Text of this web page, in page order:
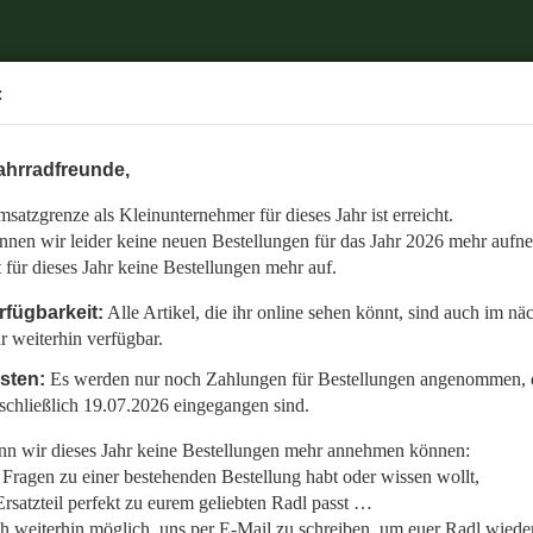
als Kleinunternehmer für dieses Jahr ist erreicht.
wir leider keine neuen Bestellungen für das Jahr 2026 mehr
dieses Jahr keine Bestellungen mehr auf.
Alle Artikel, die ihr online sehen könnt, sind auch im
weiterhin verfügbar.
Es werden nur noch Zahlungen für Bestellungen angenommen,
19.07.2026 eingegangen sind.
wir dieses Jahr keine Bestellungen mehr annehmen können:
zu einer bestehenden Bestellung habt oder wissen wollt,
perfekt zu eurem geliebten Radl passt …
weiterhin möglich, uns per E-Mail zu schreiben, um euer Radl
aufnehmen.
im nächsten Jahr weiterhin verfügbar.
die bis einschließlich 19.07.2026 eingegangen sind.
wieder fit zu bekommen.
auf den gemeinsamen Start in die neue Saison am 01.01.2027!